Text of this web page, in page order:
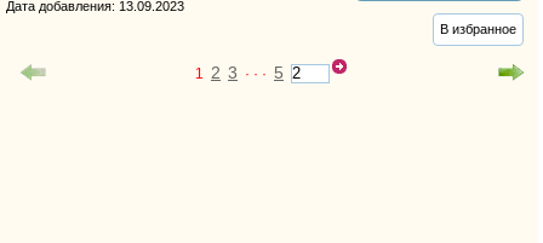
Дата добавления: 13.09.2023
В избранное
1 2 3 · · · 5